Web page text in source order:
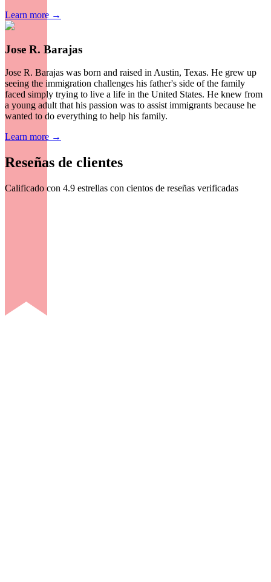
Learn more →
Jose R. Barajas
Jose R. Barajas was born and raised in Austin, Texas. He grew up
seeing the immigration challenges his father's side of the family
faced simply trying to live a life in the United States. He knew from
a young adult that his passion was to assist immigrants because he
wanted to do everything to help his family.
Learn more →
Reseñas de clientes
Calificado con 4.9 estrellas con cientos de reseñas verificadas